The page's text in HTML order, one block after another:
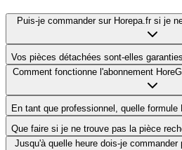
Puis-je commander sur Horepa.fr si je
Vos pièces détachées sont-elles
Comment fonctionne l'abonnement
En tant que professionnel, quelle formule
Que faire si je ne trouve pas la pièce
Jusqu'à quelle heure dois-je